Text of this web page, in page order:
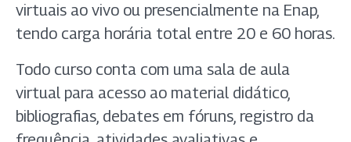
virtuais ao vivo ou presencialmente na Enap,
tendo carga horária total entre 20 e 60 horas.
Todo curso conta com uma sala de aula
virtual para acesso ao material didático,
bibliografias, debates em fóruns, registro da